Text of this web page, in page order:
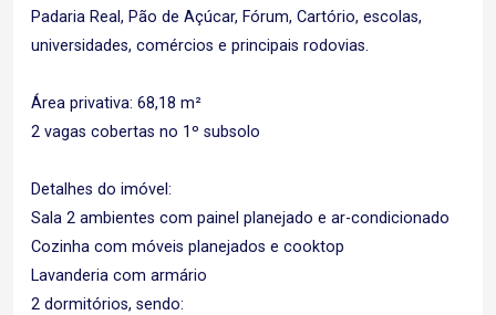
Padaria Real, Pão de Açúcar, Fórum, Cartório, escolas,
universidades, comércios e principais rodovias.
Área privativa: 68,18 m²
2 vagas cobertas no 1º subsolo
Detalhes do imóvel:
Sala 2 ambientes com painel planejado e ar-condicionado
Cozinha com móveis planejados e cooktop
Lavanderia com armário
2 dormitórios, sendo: